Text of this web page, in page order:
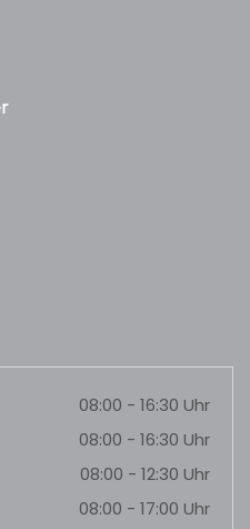
08:00 - 16:30 Uhr
08:00 - 16:30 Uhr
08:00 - 12:30 Uhr
08:00 - 17:00 Uhr